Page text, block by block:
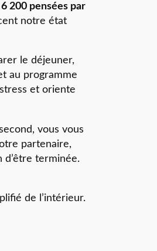
6 200 pensées par
notre état
le déjeuner,
au programme
et oriente
vous vous
partenaire,
d’être terminée.
de l’intérieur.